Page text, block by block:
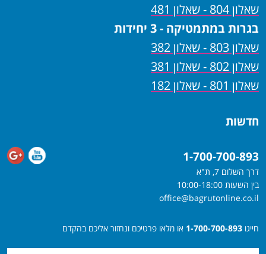
שאלון 804 - שאלון 481
בגרות במתמטיקה - 3 יחידות
שאלון 803 - שאלון 382
שאלון 802 - שאלון 381
שאלון 801 - שאלון 182
חדשות
1-700-700-893
דרך השלום 7, ת"א
בין השעות 10:00-18:00
office@bagrutonline.co.il
חייגו 1-700-700-893 או מלאו פרטיכם ונחזור אליכם בהקדם